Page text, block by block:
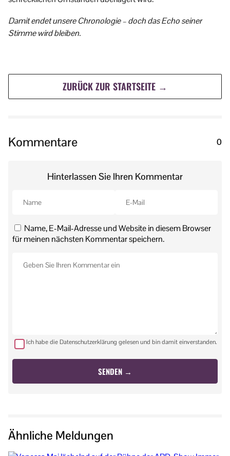
Damit endet unsere Chronologie – doch das Echo seiner
Stimme wird bleiben.
ZURÜCK ZUR STARTSEITE →
Kommentare 0
Hinterlassen Sie Ihren Kommentar
Name, E-Mail-Adresse und Website in diesem Browser
für meinen nächsten Kommentar speichern.
Ich habe die Datenschutzerklärung gelesen und bin damit einverstanden.
Ähnliche Meldungen